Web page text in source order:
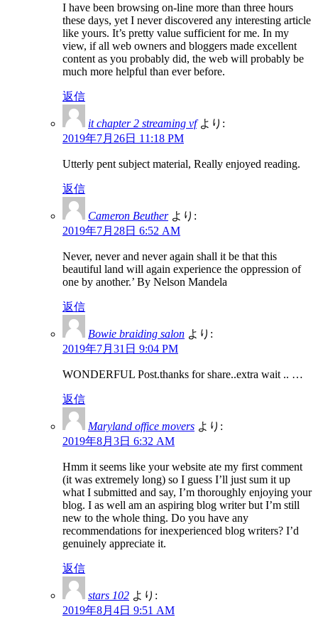
I have been browsing on-line more than three hours
these days, yet I never discovered any interesting article
like yours. It’s pretty value sufficient for me. In my
view, if all web owners and bloggers made excellent
content as you probably did, the web will probably be
much more helpful than ever before.
返信
it chapter 2 streaming vf より:
2019年7月26日 11:18 PM
Utterly pent subject material, Really enjoyed reading.
返信
Cameron Beuther より:
2019年7月28日 6:52 AM
Never, never and never again shall it be that this
beautiful land will again experience the oppression of
one by another.’ By Nelson Mandela
返信
Bowie braiding salon より:
2019年7月31日 9:04 PM
WONDERFUL Post.thanks for share..extra wait .. …
返信
Maryland office movers より:
2019年8月3日 6:32 AM
Hmm it seems like your website ate my first comment
(it was extremely long) so I guess I’ll just sum it up
what I submitted and say, I’m thoroughly enjoying your
blog. I as well am an aspiring blog writer but I’m still
new to the whole thing. Do you have any
recommendations for inexperienced blog writers? I’d
genuinely appreciate it.
返信
stars 102 より:
2019年8月4日 9:51 AM